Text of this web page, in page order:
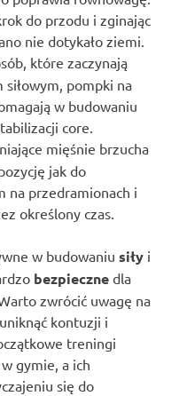
do przodu i zginając
nie dotykało ziemi.
które zaczynają
pompki na
w budowaniu
core.
mięśnie brzucha
jak do
na przedramionach i
określony czas.
w budowaniu siły i
bezpieczne dla
zwrócić uwagę na
kontuzji i
treningi
gymie, a ich
się do